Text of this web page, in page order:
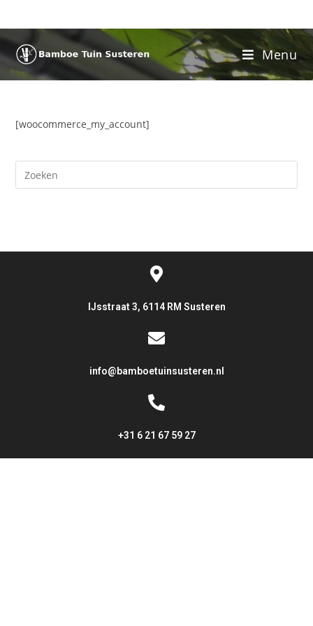
Menu
[woocommerce_my_account]
IJsstraat 3, 6114 RM Susteren
info@bamboetuinsusteren.nl
+31 6 21 67 59 27